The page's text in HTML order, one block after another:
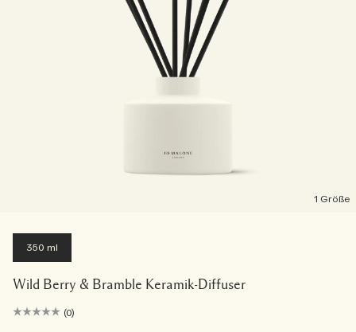
1 Größe
350 ml
Wild Berry & Bramble Keramik-Diffuser
(0)